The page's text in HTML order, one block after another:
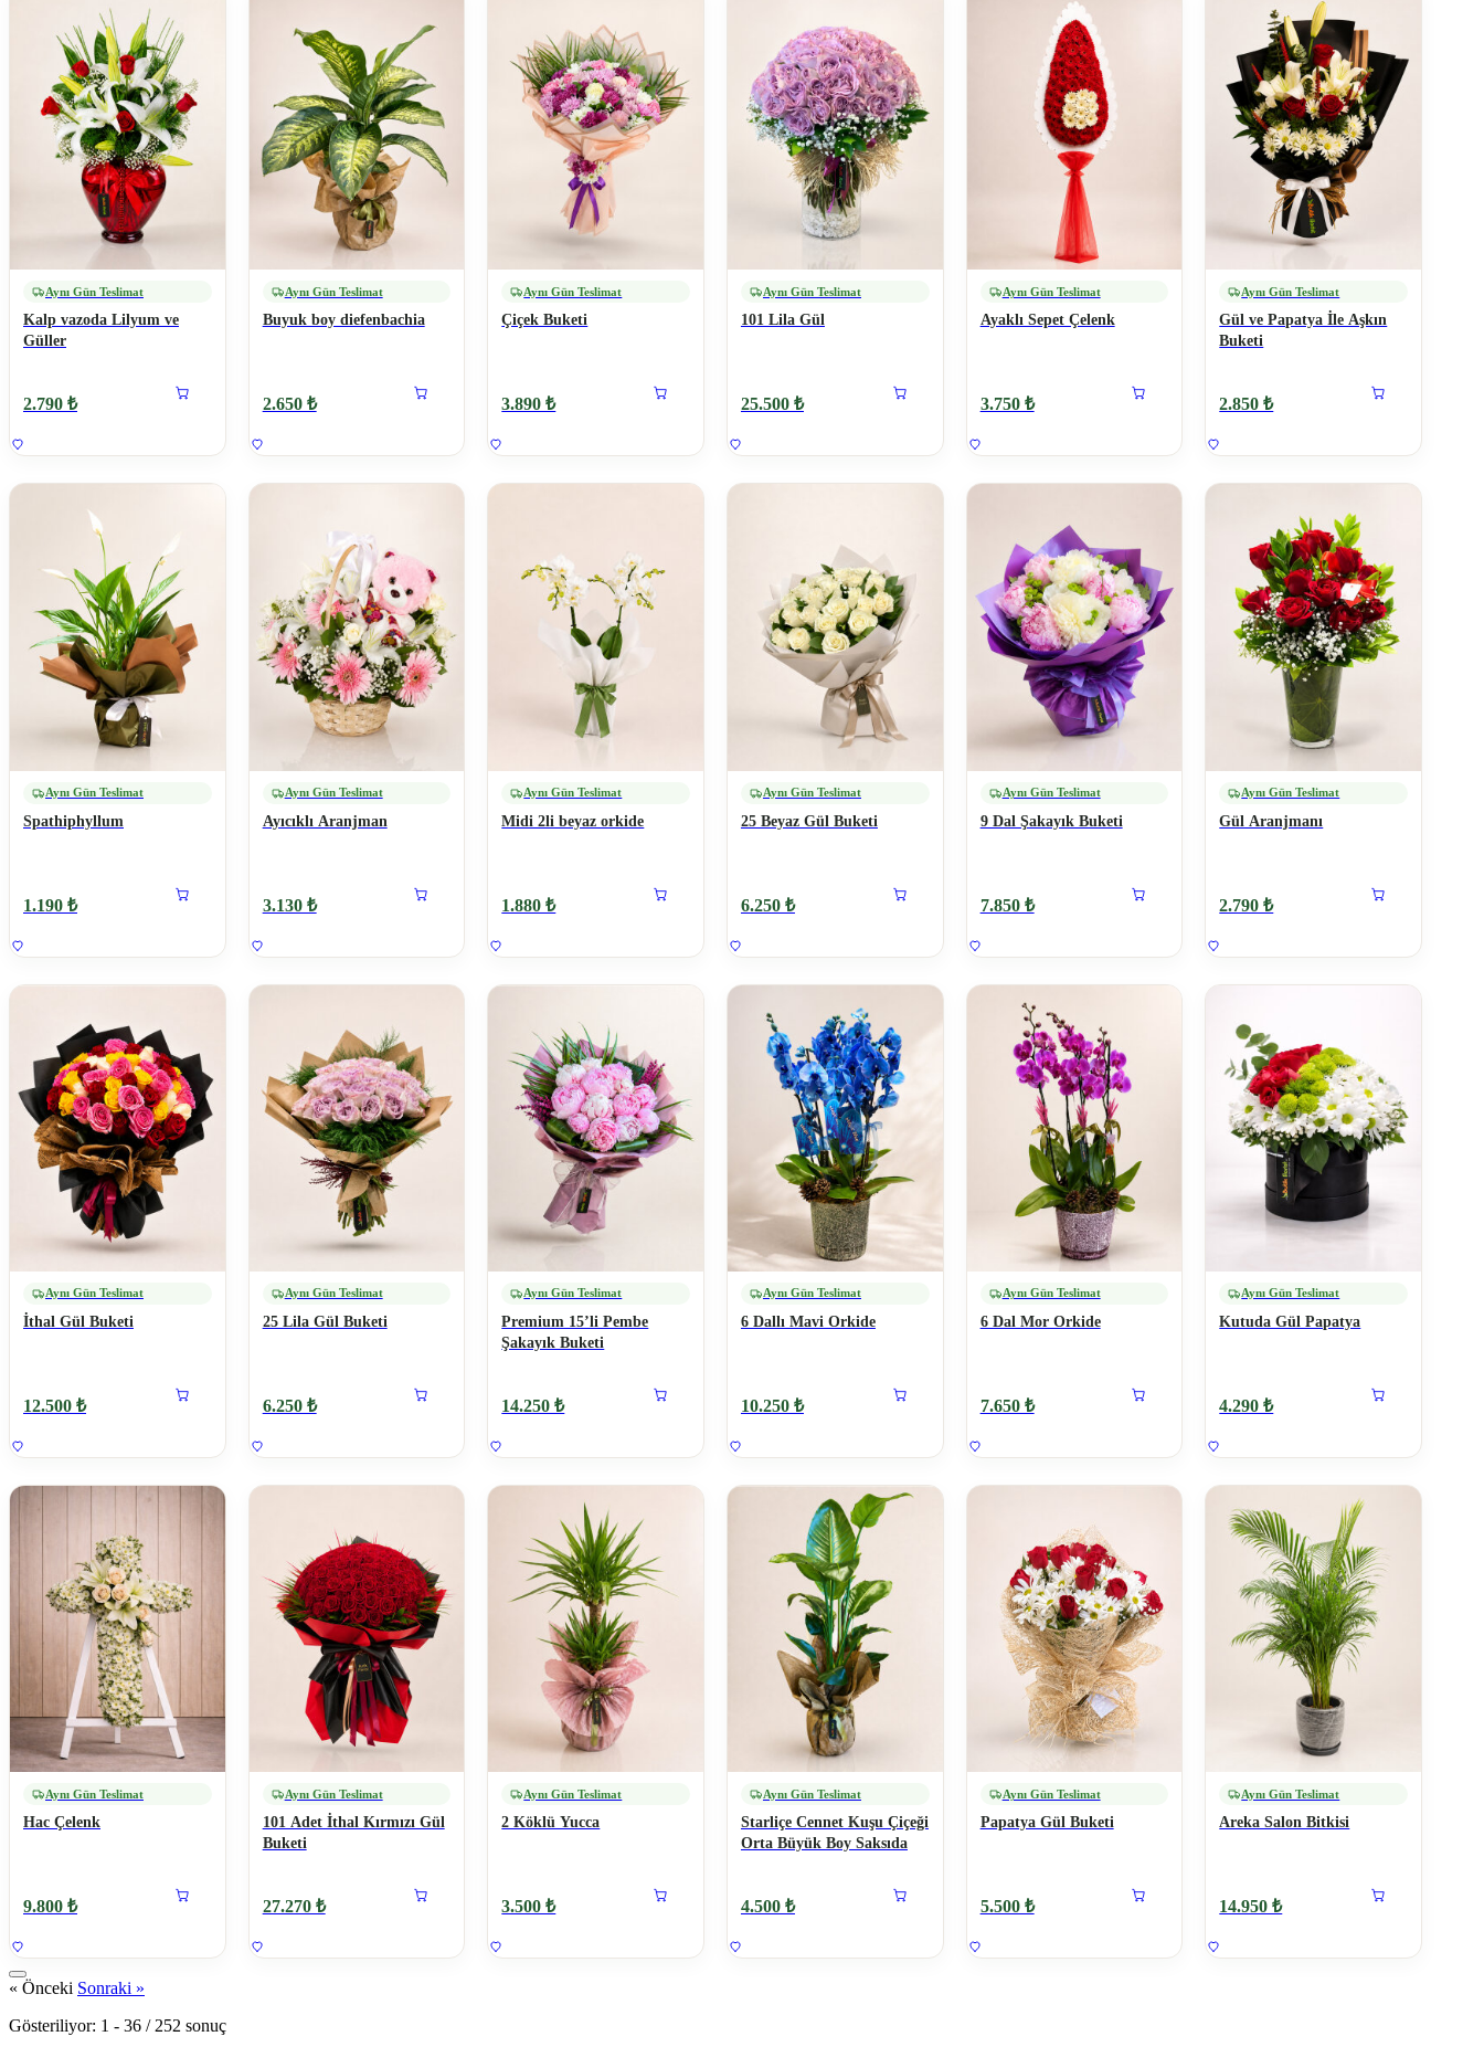
Aynı Gün Teslimat
Kalp vazoda Lilyum ve
Güller
2.790 ₺
Aynı Gün Teslimat
Buyuk boy diefenbachia
2.650 ₺
Aynı Gün Teslimat
Çiçek Buketi
3.890 ₺
Aynı Gün Teslimat
101 Lila Gül
25.500 ₺
Aynı Gün Teslimat
Ayaklı Sepet Çelenk
3.750 ₺
Aynı Gün Teslimat
Gül ve Papatya İle Aşkın
Buketi
2.850 ₺
Aynı Gün Teslimat
Spathiphyllum
1.190 ₺
Aynı Gün Teslimat
Ayıcıklı Aranjman
3.130 ₺
Aynı Gün Teslimat
Midi 2li beyaz orkide
1.880 ₺
Aynı Gün Teslimat
25 Beyaz Gül Buketi
6.250 ₺
Aynı Gün Teslimat
9 Dal Şakayık Buketi
7.850 ₺
Aynı Gün Teslimat
Gül Aranjmanı
2.790 ₺
Aynı Gün Teslimat
İthal Gül Buketi
12.500 ₺
Aynı Gün Teslimat
25 Lila Gül Buketi
6.250 ₺
Aynı Gün Teslimat
Premium 15’li Pembe
Şakayık Buketi
14.250 ₺
Aynı Gün Teslimat
6 Dallı Mavi Orkide
10.250 ₺
Aynı Gün Teslimat
6 Dal Mor Orkide
7.650 ₺
Aynı Gün Teslimat
Kutuda Gül Papatya
4.290 ₺
Aynı Gün Teslimat
Hac Çelenk
9.800 ₺
Aynı Gün Teslimat
101 Adet İthal Kırmızı Gül
Buketi
27.270 ₺
Aynı Gün Teslimat
2 Köklü Yucca
3.500 ₺
Aynı Gün Teslimat
Starliçe Cennet Kuşu Çiçeği
Orta Büyük Boy Saksıda
4.500 ₺
Aynı Gün Teslimat
Papatya Gül Buketi
5.500 ₺
Aynı Gün Teslimat
Areka Salon Bitkisi
14.950 ₺
« Önceki Sonraki »
Gösteriliyor: 1 - 36 / 252 sonuç